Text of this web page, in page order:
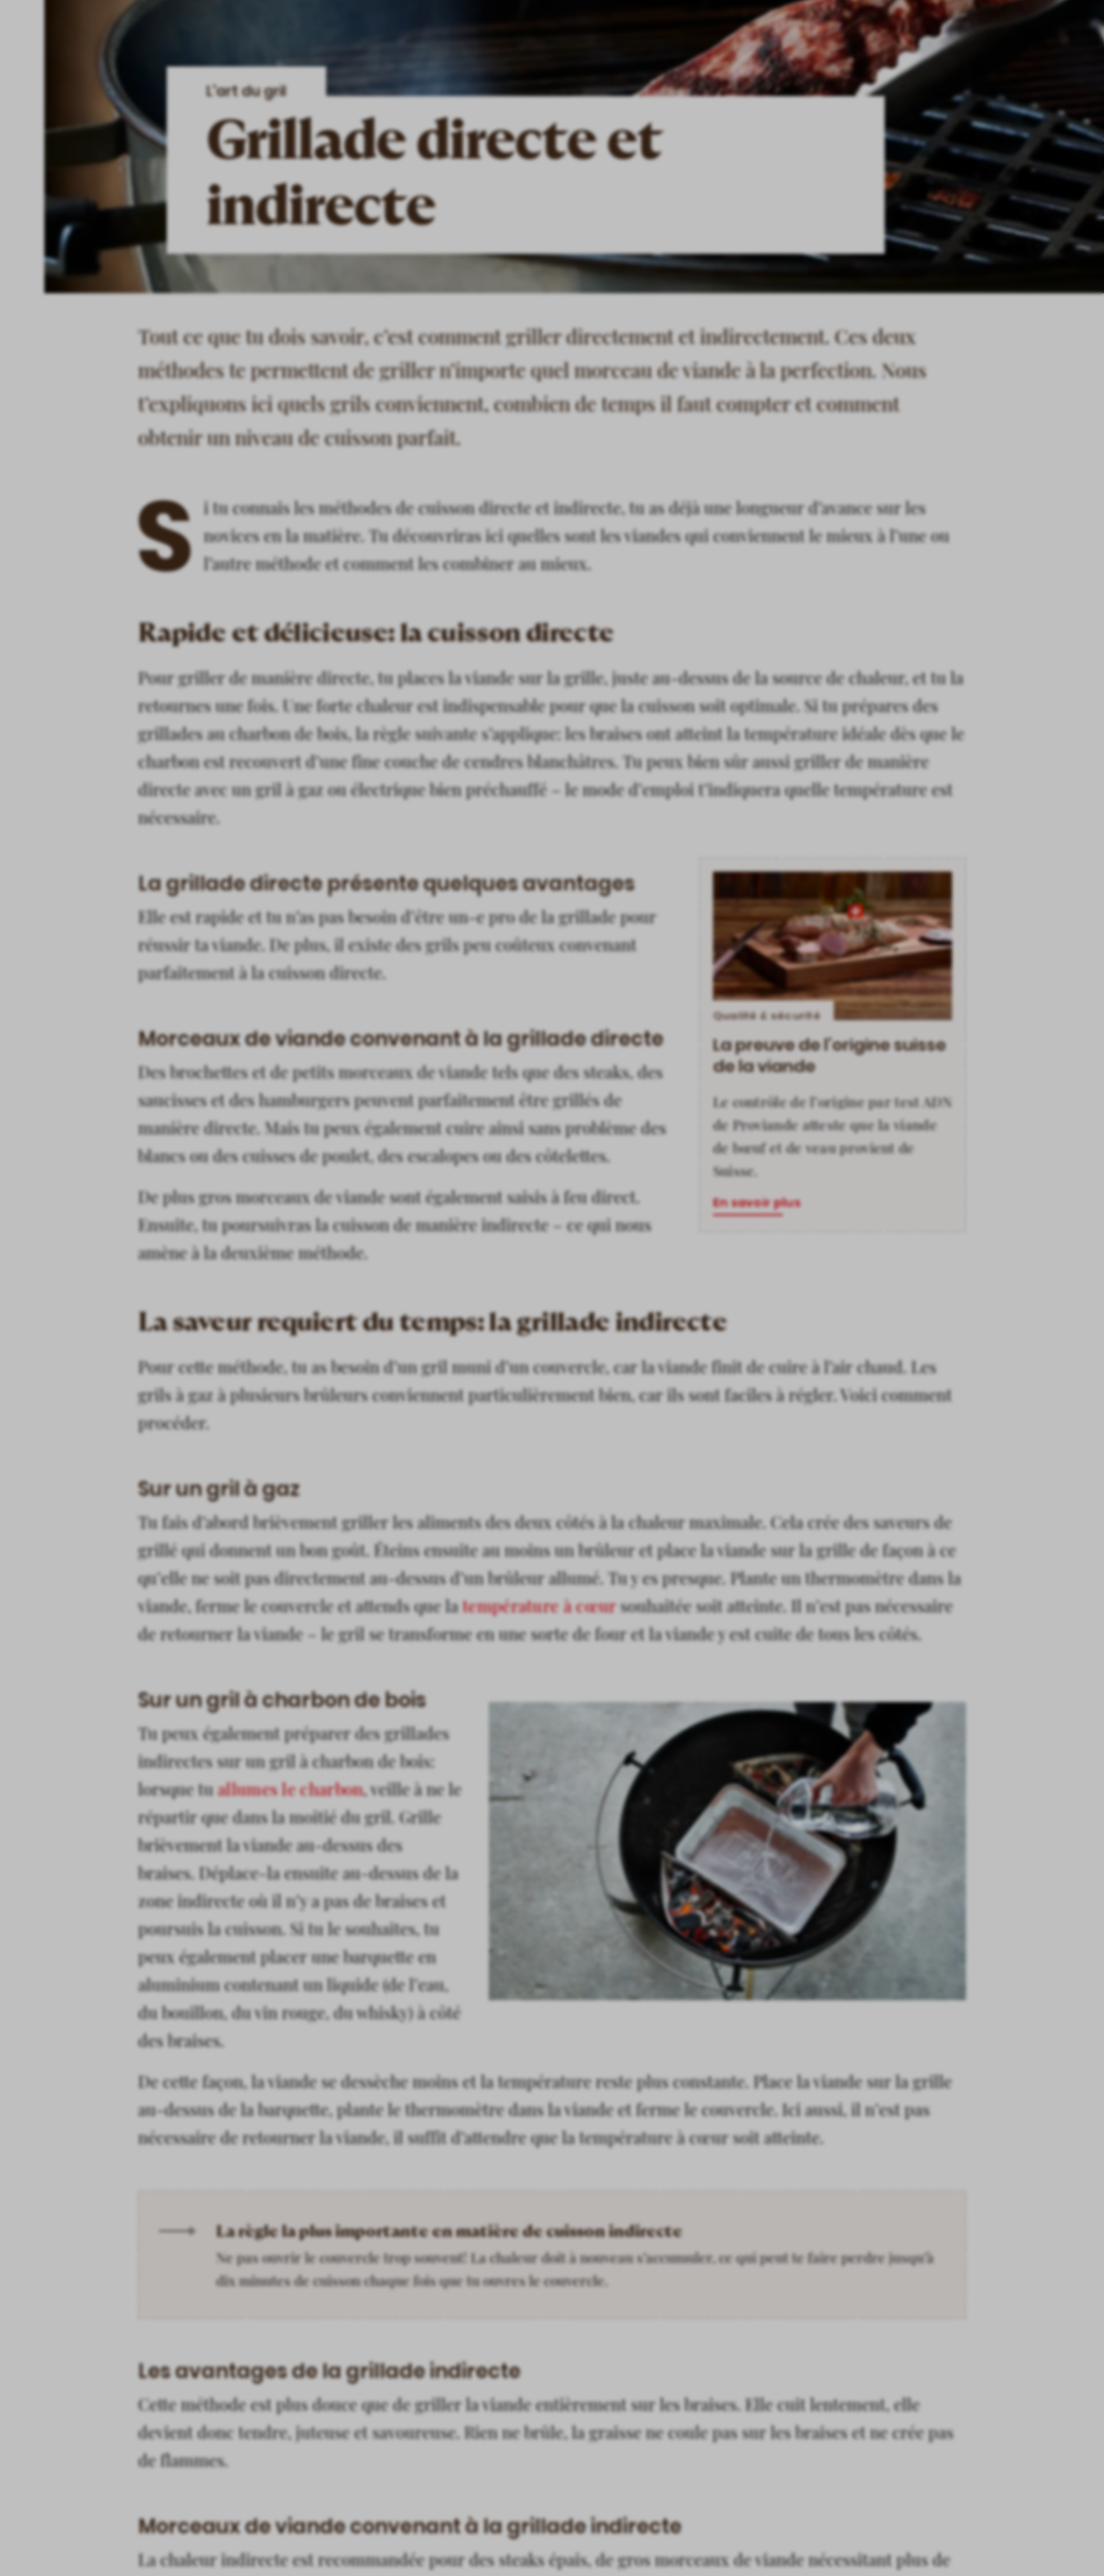
L'art du gril
Grillade directe et
indirecte
Tout ce que tu dois savoir, c’est comment griller directement et indirectement. Ces deux
méthodes te permettent de griller n’importe quel morceau de viande à la perfection. Nous
t’expliquons ici quels grils conviennent, combien de temps il faut compter et comment
obtenir un niveau de cuisson parfait.
S i tu connais les méthodes de cuisson directe et indirecte, tu as déjà une longueur d’avance sur les
novices en la matière. Tu découvriras ici quelles sont les viandes qui conviennent le mieux à l’une ou
l’autre méthode et comment les combiner au mieux.
Rapide et délicieuse: la cuisson directe
Pour griller de manière directe, tu places la viande sur la grille, juste au-dessus de la source de chaleur, et tu la
retournes une fois. Une forte chaleur est indispensable pour que la cuisson soit optimale. Si tu prépares des
grillades au charbon de bois, la règle suivante s’applique: les braises ont atteint la température idéale dès que le
charbon est recouvert d’une fine couche de cendres blanchâtres. Tu peux bien sûr aussi griller de manière
directe avec un gril à gaz ou électrique bien préchauffé – le mode d’emploi t’indiquera quelle température est
nécessaire.
La grillade directe présente quelques avantages
Elle est rapide et tu n’as pas besoin d’être un-e pro de la grillade pour
réussir ta viande. De plus, il existe des grils peu coûteux convenant
parfaitement à la cuisson directe.
Morceaux de viande convenant à la grillade directe
Des brochettes et de petits morceaux de viande tels que des steaks, des
saucisses et des hamburgers peuvent parfaitement être grillés de
manière directe. Mais tu peux également cuire ainsi sans problème des
blancs ou des cuisses de poulet, des escalopes ou des côtelettes.
De plus gros morceaux de viande sont également saisis à feu direct.
Ensuite, tu poursuivras la cuisson de manière indirecte – ce qui nous
amène à la deuxième méthode.
Qualité & sécurité
La preuve de l’origine suisse
de la viande
Le contrôle de l’origine par test ADN
de Proviande atteste que la viande
de bœuf et de veau provient de
Suisse.
En savoir plus
La saveur requiert du temps: la grillade indirecte
Pour cette méthode, tu as besoin d’un gril muni d’un couvercle, car la viande finit de cuire à l’air chaud. Les
grils à gaz à plusieurs brûleurs conviennent particulièrement bien, car ils sont faciles à régler. Voici comment
procéder.
Sur un gril à gaz
Tu fais d’abord brièvement griller les aliments des deux côtés à la chaleur maximale. Cela crée des saveurs de
grillé qui donnent un bon goût. Éteins ensuite au moins un brûleur et place la viande sur la grille de façon à ce
qu’elle ne soit pas directement au-dessus d’un brûleur allumé. Tu y es presque. Plante un thermomètre dans la
viande, ferme le couvercle et attends que latempérature à cœursouhaitée soit atteinte. Il n’est pas nécessaire
de retourner la viande – le gril se transforme en une sorte de four et la viande y est cuite de tous les côtés.
Sur un gril à charbon de bois
Tu peux également préparer des grillades
indirectes sur un gril à charbon de bois:
lorsque tuallumes le charbon, veille à ne le
répartir que dans la moitié du gril. Grille
brièvement la viande au-dessus des
braises. Déplace-la ensuite au-dessus de la
zone indirecte où il n’y a pas de braises et
poursuis la cuisson. Si tu le souhaites, tu
peux également placer une barquette en
aluminium contenant un liquide (de l’eau,
du bouillon, du vin rouge, du whisky) à côté
des braises.
De cette façon, la viande se dessèche moins et la température reste plus constante. Place la viande sur la grille
au-dessus de la barquette, plante le thermomètre dans la viande et ferme le couvercle. Ici aussi, il n’est pas
nécessaire de retourner la viande, il suffit d’attendre que la température à cœur soit atteinte.
La règle la plus importante en matière de cuisson indirecte
Ne pas ouvrir le couvercle trop souvent! La chaleur doit à nouveau s’accumuler, ce qui peut te faire perdre jusqu’à
dix minutes de cuisson chaque fois que tu ouvres le couvercle.
Les avantages de la grillade indirecte
Cette méthode est plus douce que de griller la viande entièrement sur les braises. Elle cuit lentement, elle
devient donc tendre, juteuse et savoureuse. Rien ne brûle, la graisse ne coule pas sur les braises et ne crée pas
de flammes.
Morceaux de viande convenant à la grillade indirecte
La chaleur indirecte est recommandée pour des steaks épais, de gros morceaux de viande nécessitant plus de